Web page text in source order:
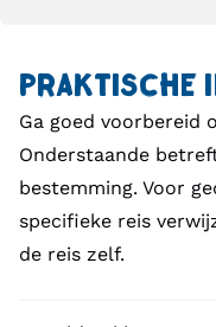
PRAKTISCHE
Ga goed voorbereid
Onderstaande
bestemming. Voor
specifieke reis
de reis zelf.